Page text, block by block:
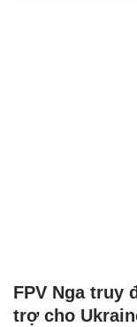
FPV Nga truy
trợ cho